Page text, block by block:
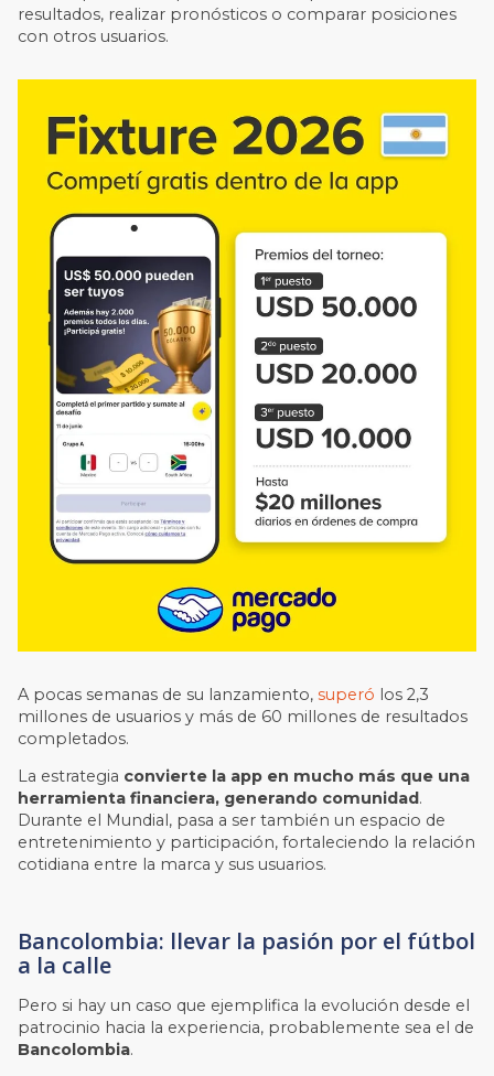
resultados, realizar pronósticos o comparar posiciones
con otros usuarios.
A pocas semanas de su lanzamiento,superó los 2,3
millones de usuarios y más de 60 millones de resultados
completados.
La estrategia convierte la app en mucho más que una
herramienta financiera, generando comunidad.
Durante el Mundial, pasa a ser también un espacio de
entretenimiento y participación, fortaleciendo la relación
cotidiana entre la marca y sus usuarios.
Bancolombia: llevar la pasión por el fútbol
a la calle
Pero si hay un caso que ejemplifica la evolución desde el
patrocinio hacia la experiencia, probablemente sea el de
Bancolombia.